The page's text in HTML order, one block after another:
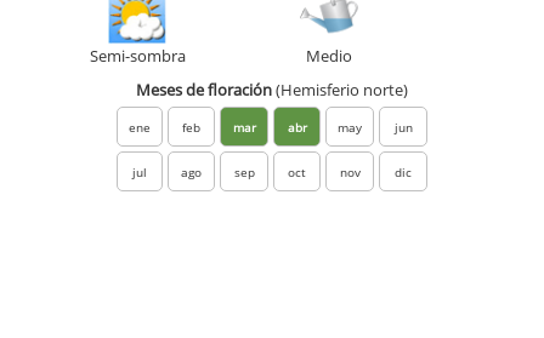
Semi-sombra
Medio
Meses de floración(Hemisferio norte)
ene feb mar abr may jun
jul ago sep oct nov dic